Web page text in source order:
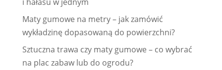
Maty gumowe na metry – jak zamówić
wykładzinę dopasowaną do powierzchni?
Sztuczna trawa czy maty gumowe – co wybrać
na plac zabaw lub do ogrodu?